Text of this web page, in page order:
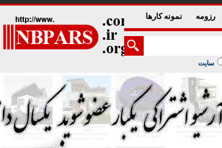
رزومه نمونه کارها
سایت